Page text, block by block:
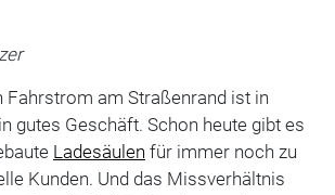
Fahrstrom am Straßenrand ist in
gutes Geschäft. Schon heute gibt es
Ladesäulen für immer noch zu
Kunden. Und das Missverhältnis